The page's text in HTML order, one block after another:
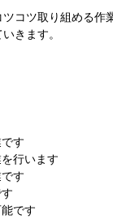
コツ取り組める作
きます。
す
行います
す
です